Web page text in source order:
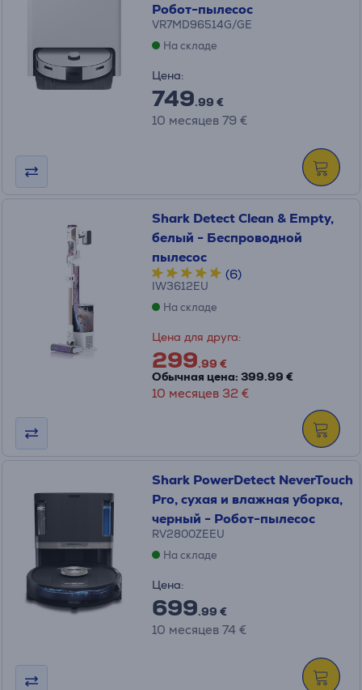
Робот-пылесос
VR7MD96514G/GE
На складе
Цена:
749.99 €
10 месяцев 79 €
Shark Detect Clean & Empty,
белый - Беспроводной
пылесос
(6)
IW3612EU
На складе
Цена для друга:
299.99 €
Обычная цена: 399.99 €
10 месяцев 32 €
Shark PowerDetect NeverTouch
Pro, сухая и влажная уборка,
черный - Робот-пылесос
RV2800ZEEU
На складе
Цена:
699.99 €
10 месяцев 74 €